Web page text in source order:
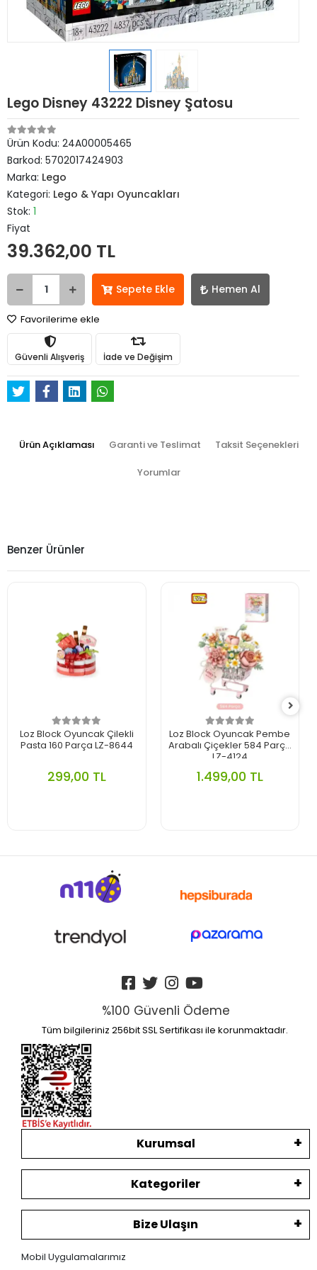
Lego Disney 43222 Disney Şatosu
Ürün Kodu: 24A00005465
Barkod: 5702017424903
Marka: Lego
Kategori: Lego & Yapı Oyuncakları
Stok: 1
Fiyat
39.362,00 TL
Sepete Ekle Hemen Al
Favorilerime ekle
Güvenli Alışveriş İade ve Değişim
Ürün Açıklaması Garanti ve Teslimat Taksit Seçenekleri
Yorumlar
Benzer Ürünler
Loz Block Oyuncak Çilekli
Pasta 160 Parça LZ-8644
299,00 TL
Loz Block Oyuncak Pembe
Arabalı Çiçekler 584 Parça
LZ-4124
1.499,00 TL
%100 Güvenli Ödeme
Tüm bilgileriniz 256bit SSL Sertifikası ile korunmaktadır.
Kurumsal
Kategoriler
Bize Ulaşın
Mobil Uygulamalarımız